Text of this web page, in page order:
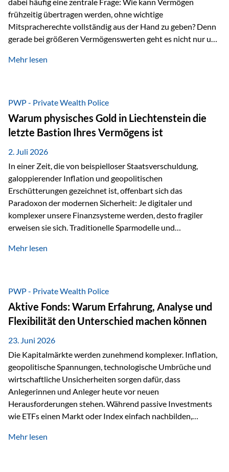
frühzeitig übertragen werden, ohne wichtige
Mitspracherechte vollständig aus der Hand zu geben? Denn
gerade bei größeren Vermögenswerten geht es nicht nur um
sicherzustellen, dass das Vermögen langfristig erhalten
folgende Situation vor: Ein Vater schenkt seiner Tochter
einen Teil seines Vermögens. Einige Jahre später möchte die
Tochter das Geld kurzfristig verwenden, um…
Mehr lesen
PWP - Private Wealth Police
Warum physisches Gold in Liechtenstein die
letzte Bastion Ihres Vermögens ist
2. Juli 2026
In einer Zeit, die von beispielloser Staatsverschuldung,
galoppierender Inflation und geopolitischen
Erschütterungen gezeichnet ist, offenbart sich das
Paradoxon der modernen Sicherheit: Je digitaler und
komplexer unsere Finanzsysteme werden, desto fragiler
erweisen sie sich. Traditionelle Sparmodelle und
unumstößlich galten, versagen angesichts der expansiven
Nostalgie dar, sondern ist die modernste und strategisch
klügste Antwort auf globale Instabilität. Physische Werte
und der richtige Rechtsstandort sind heute keine bloße
Option mehr, sondern eine strategische Notwendigkeit. 1.
Der massive Aufwand hinter einem winzigen…
Mehr lesen
PWP - Private Wealth Police
Aktive Fonds: Warum Erfahrung, Analyse und
Flexibilität den Unterschied machen können
23. Juni 2026
Die Kapitalmärkte werden zunehmend komplexer. Inflation,
geopolitische Spannungen, technologische Umbrüche und
wirtschaftliche Unsicherheiten sorgen dafür, dass
Anlegerinnen und Anleger heute vor neuen
Herausforderungen stehen. Während passive Investments
wie ETFs einen Markt oder Index einfach nachbilden,
setzen auf die Expertise erfahrener Fondsmanager, die
Mehr lesen